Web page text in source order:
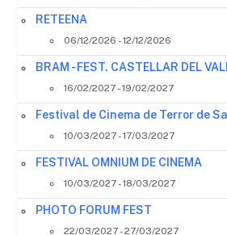
RETEENA
06/12/2026 - 12/12/2026
BRAM - FEST. CASTELLAR DEL
16/02/2027 - 19/02/2027
Festival de Cinema de Terror de
10/03/2027 - 17/03/2027
FESTIVAL OMNIUM DE CINEMA
10/03/2027 - 18/03/2027
PHOTO FORUM FEST
22/03/2027 - 27/03/2027